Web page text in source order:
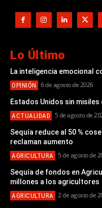
Lo Último
La inteligencia emocional
OPINIÓN 6 de agosto de 2026
Estados Unidos sin
ACTUALIDAD 5 de agosto de
Sequía reduce al 50 %
reclaman aumento
AGRICULTURA 5 de agosto de
Sequía de fondos en
millones a los agricultores
AGRICULTURA 2 de agosto de